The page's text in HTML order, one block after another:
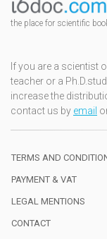
the place for scientific
If you are a scientist
teacher or a
increase the
contact us by email
TERMS AND
PAYMENT & VAT
LEGAL MENTIONS
CONTACT